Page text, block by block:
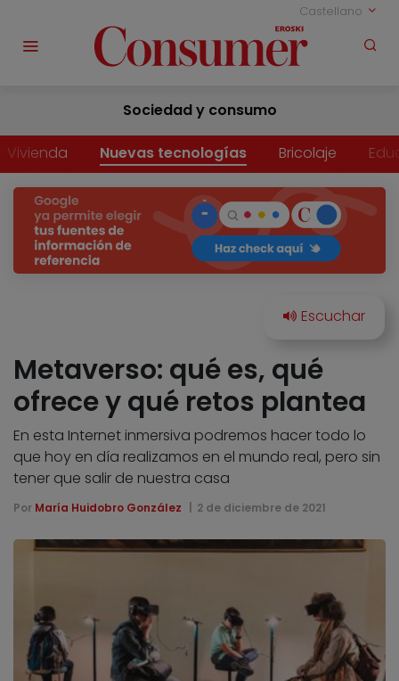
Castellano
Sociedad y consumo
Vivienda Nuevas tecnologías Bricolaje
Metaverso: qué es, qué
ofrece y qué retos plantea
En esta Internet inmersiva podremos hacer todo lo
que hoy en día realizamos en el mundo real, pero sin
tener que salir de nuestra casa
Por María Huidobro González 2 de diciembre de 2021